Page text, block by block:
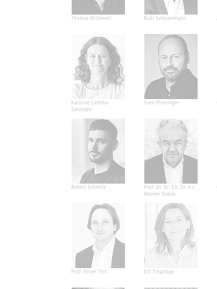
Thomas Willemeit Rudi Scheuermann
Karoline Liedtke-
Sørensen
Sven Plieninger
Robert Schmitz
Prof. Dr. Dr. E.h. Dr. h.c.
Werner Sobek
Prof. Oliver Thill Elif Tinaztepe